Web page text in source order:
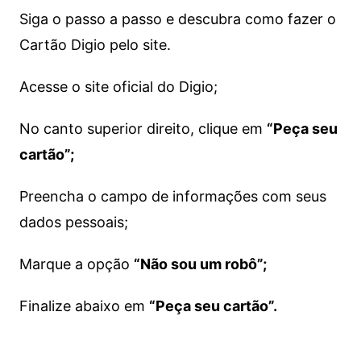
Siga o passo a passo e descubra como fazer o
Cartão Digio pelo site.
Acesse o site oficial do Digio;
No canto superior direito, clique em “Peça seu
cartão”;
Preencha o campo de informações com seus
dados pessoais;
Marque a opção “Não sou um robô”;
Finalize abaixo em “Peça seu cartão”.